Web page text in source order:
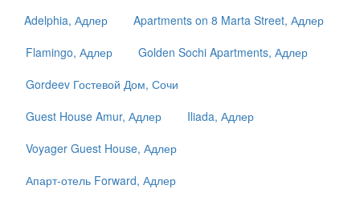
Adelphia, Адлер
Apartments on 8 Marta Street, Адлер
Flamingo, Адлер
Golden Sochi Apartments, Адлер
Gordeev Гостевой Дом, Сочи
Guest House Amur, Адлер
Iliada, Адлер
Voyager Guest House, Адлер
Апарт-отель Forward, Адлер